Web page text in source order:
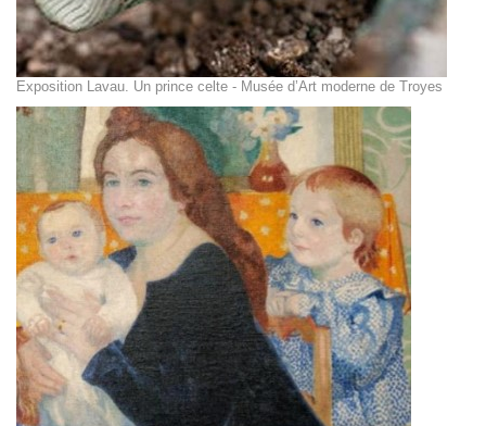
Exposition Lavau. Un prince celte - Musée d’Art moderne de Troyes